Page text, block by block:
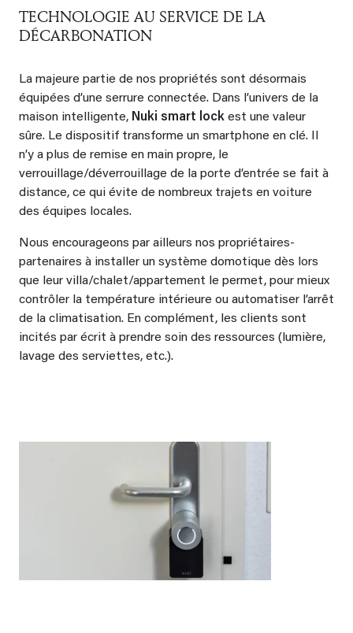
TECHNOLOGIE AU SERVICE DE LA
DÉCARBONATION
La majeure partie de nos propriétés sont désormais
équipées d’une serrure connectée. Dans l’univers de la
maison intelligente, Nuki smart lock est une valeur
sûre. Le dispositif transforme un smartphone en clé. Il
n’y a plus de remise en main propre, le
verrouillage/déverrouillage de la porte d’entrée se fait à
distance, ce qui évite de nombreux trajets en voiture
des équipes locales.
Nous encourageons par ailleurs nos propriétaires-
partenaires à installer un système domotique dès lors
que leur villa/chalet/appartement le permet, pour mieux
contrôler la température intérieure ou automatiser l’arrêt
de la climatisation. En complément, les clients sont
incités par écrit à prendre soin des ressources (lumière,
lavage des serviettes, etc.).